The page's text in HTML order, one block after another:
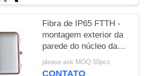
Fibra de IP65 FTTH -
montagem exterior da
parede do núcleo das
caixas 4 da terminação
do cabo ótico
please ask MOQ:50pcs
CONTATO